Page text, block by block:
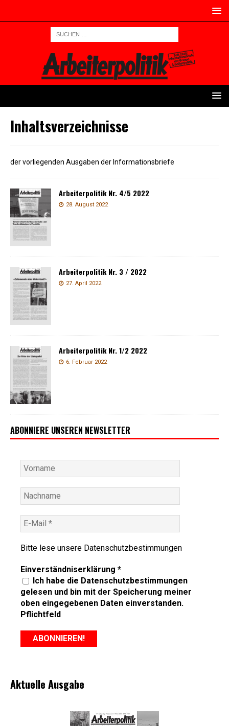
Inhaltsverzeichnisse
der vorliegenden Ausgaben der Informationsbriefe
Arbeiterpolitik Nr. 4/5 2022
28. August 2022
Arbeiterpolitik Nr. 3 / 2022
27. April 2022
Arbeiterpolitik Nr. 1/2 2022
6. Februar 2022
ABONNIERE UNSEREN NEWSLETTER
Bitte lese unsere Datenschutzbestimmungen
Einverständniserklärung *
Ich habe die Datenschutzbestimmungen
gelesen und bin mit der Speicherung meiner
oben eingegebenen Daten einverstanden.
Pflichtfeld
Aktuelle Ausgabe